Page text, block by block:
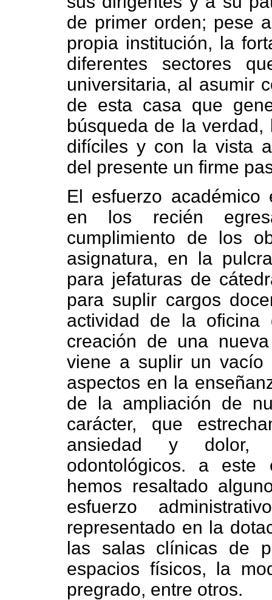
de primer orden; pese
propia institución, la
diferentes sectores
universitaria, al asumir
de esta casa que
búsqueda de la
difíciles y con la vista
del presente un firme
El esfuerzo académico
en los recién
cumplimiento de los
asignatura, en la
para jefaturas de
para suplir cargos
actividad de la oficina
creación de una
viene a suplir un vacío
aspectos en la
de la ampliación de
carácter, que
ansiedad y dolor,
odontológicos. a este
hemos resaltado
esfuerzo
representado en la
las salas clínicas de
espacios físicos, la
pregrado, entre otros.